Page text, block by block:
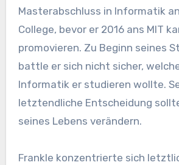
Masterabschluss in Informatik
College, bevor er 2016 ans MIT
promovieren. Zu Beginn seines
battle er sich nicht sicher,
Informatik er studieren wollte.
letztendliche Entscheidung
seines Lebens verändern.
Frankle konzentrierte sich